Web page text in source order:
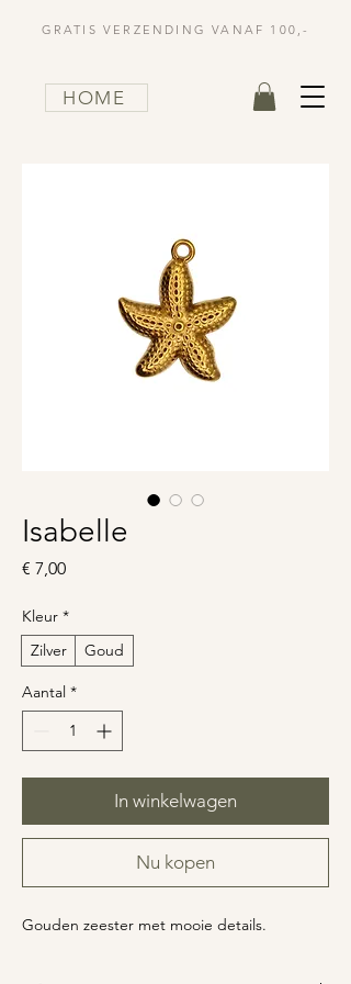
GRATIS VERZENDING VANAF 100,-
HOME
Isabelle
€ 7,00Prijs
Kleur *
Zilver
Goud
Aantal *
In winkelwagen
Nu kopen
Gouden zeester met mooie details.